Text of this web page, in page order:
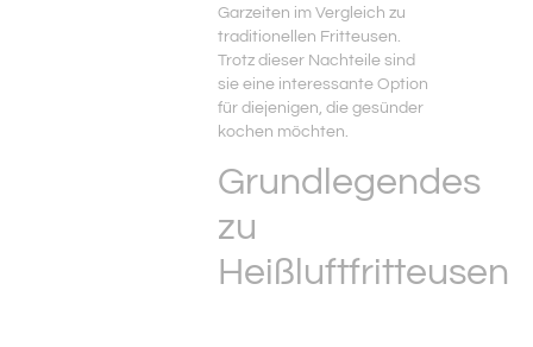
Garzeiten im Vergleich zu
traditionellen Fritteusen.
Trotz dieser Nachteile sind
sie eine interessante Option
für diejenigen, die gesünder
kochen möchten.
Grundlegendes
zu
Heißluftfritteusen